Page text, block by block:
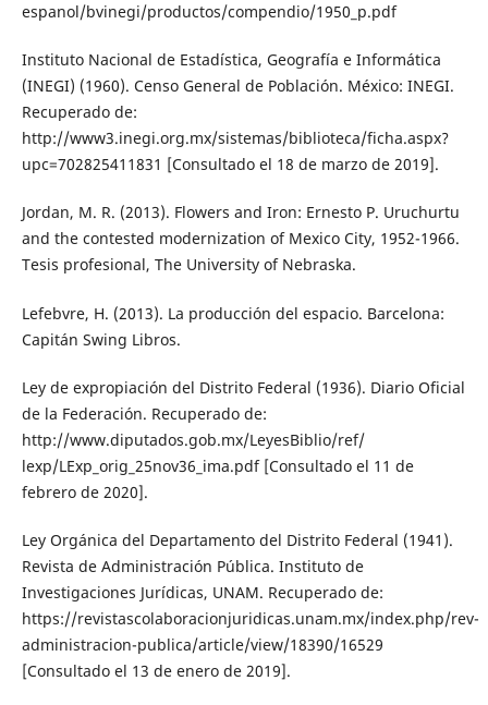
espanol/bvinegi/productos/compendio/1950_p.pdf
Instituto Nacional de Estadística, Geografía e Informática
(INEGI) (1960). Censo General de Población. México: INEGI.
Recuperado de:
http://www3.inegi.org.mx/sistemas/biblioteca/ficha.aspx?
upc=702825411831 [Consultado el 18 de marzo de 2019].
Jordan, M. R. (2013). Flowers and Iron: Ernesto P. Uruchurtu
and the contested modernization of Mexico City, 1952-1966.
Tesis profesional, The University of Nebraska.
Lefebvre, H. (2013). La producción del espacio. Barcelona:
Capitán Swing Libros.
Ley de expropiación del Distrito Federal (1936). Diario Oficial
de la Federación. Recuperado de:
http://www.diputados.gob.mx/LeyesBiblio/ref/
lexp/LExp_orig_25nov36_ima.pdf [Consultado el 11 de
febrero de 2020].
Ley Orgánica del Departamento del Distrito Federal (1941).
Revista de Administración Pública. Instituto de
Investigaciones Jurídicas, UNAM. Recuperado de:
https://revistascolaboracionjuridicas.unam.mx/index.php/rev-
administracion-publica/article/view/18390/16529
[Consultado el 13 de enero de 2019].